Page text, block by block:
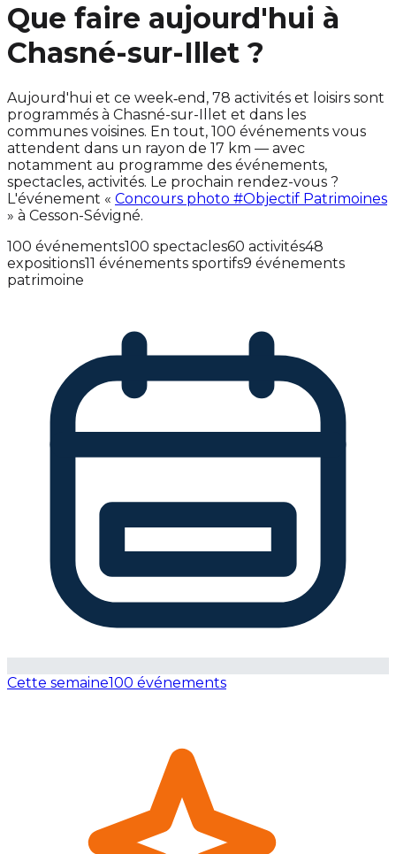
Que faire aujourd'hui à
Chasné-sur-Illet ?
Aujourd'hui et ce week‑end, 78 activités et loisirs sont
programmés à Chasné-sur-Illet et dans les
communes voisines. En tout, 100 événements vous
attendent dans un rayon de 17 km — avec
notamment au programme des événements,
spectacles, activités. Le prochain rendez-vous ?
L'événement « Concours photo #Objectif Patrimoines
» à Cesson-Sévigné.
100 événements100 spectacles60 activités48
expositions11 événements sportifs9 événements
patrimoine
Cette semaine100 événements